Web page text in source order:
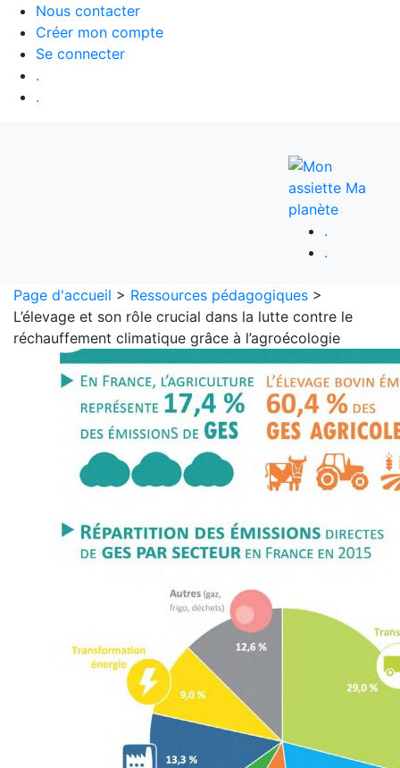
Nous contacter
Créer mon compte
Se connecter
.
.
.
.
Page d'accueil > Ressources pédagogiques >
L’élevage et son rôle crucial dans la lutte contre le
réchauffement climatique grâce à l’agroécologie